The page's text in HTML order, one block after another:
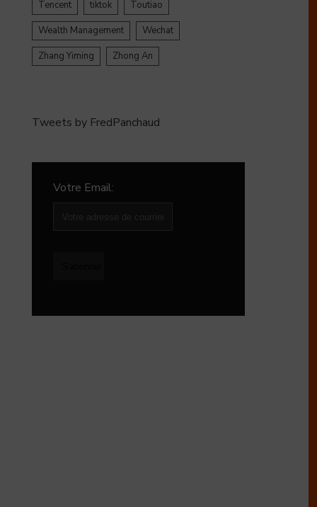
Tencent
tiktok
Toutiao
Wealth Management
Wechat
Zhang Yiming
Zhong An
Tweets by FredPanchaud
Votre Email: